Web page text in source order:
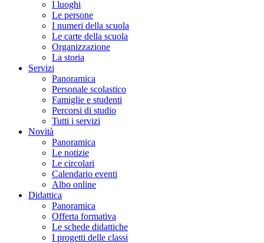
I luoghi
Le persone
I numeri della scuola
Le carte della scuola
Organizzazione
La storia
Servizi
Panoramica
Personale scolastico
Famiglie e studenti
Percorsi di studio
Tutti i servizi
Novità
Panoramica
Le notizie
Le circolari
Calendario eventi
Albo online
Didattica
Panoramica
Offerta formativa
Le schede didattiche
I progetti delle classi